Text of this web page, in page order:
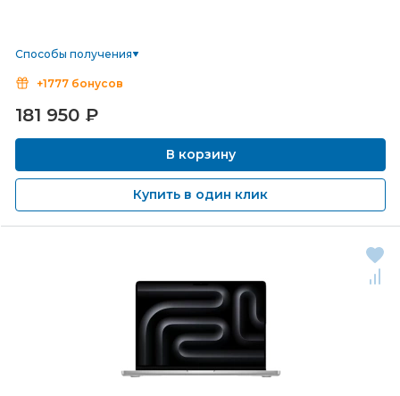
Способы получения
+1777 бонусов
181 950 ₽
В корзину
Купить в один клик